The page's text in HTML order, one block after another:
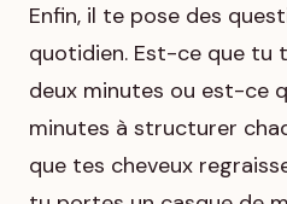
Enfin, il te pose des
quotidien. Est-ce que tu
deux minutes ou est-ce
minutes à structurer
que tes cheveux